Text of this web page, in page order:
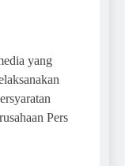
yang
Pers